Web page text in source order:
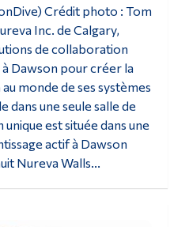
Crédit photo : Tom
Inc. de Calgary,
de collaboration
Dawson pour créer la
monde de ses systèmes
dans une seule salle de
est située dans une
actif à Dawson
Nureva Walls...